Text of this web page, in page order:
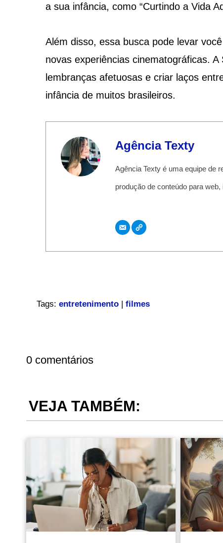
a sua infância, como “Curtindo a Vida
Além disso, essa busca pode levar
novas experiências cinematográficas.
lembranças afetuosas e criar laços
infância de muitos brasileiros.
Agência Texty
Agência Texty é uma equipe de
produção de conteúdo para
Tags: entretenimento| filmes
0 comentários
VEJA TAMBÉM: